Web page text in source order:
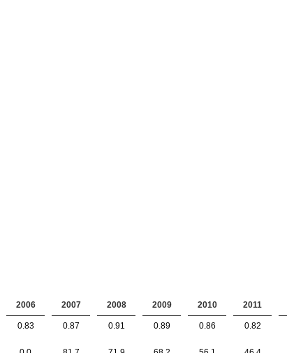
2006 2007 2008 2009 2010 2011
0.83 0.87 0.91 0.89 0.86 0.82